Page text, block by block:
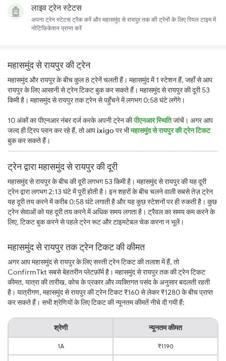
लाइव ट्रेन स्टेटस
अपना ट्रेन स्टेटस ट्रैक करें और महासमुंद से रायपुर तक की ट्रेनों के लिए रियल टाइम में
नोटिफ़िकेशन प्राप्त करें
महासमुंद से रायपुर की ट्रेन
महासमुंद और रायपुर के बीच कुल 8 ट्रेनें चलती हैं। महासमुंद में 1 स्टेशन हैं, जहाँ से आप
रायपुर के लिए आसानी से ट्रेन टिकट बुक कर सकते हैं। महासमुंद से रायपुर की दूरी 53
किमी है। महासमुंद से रायपुर तक ट्रेन से पहुँचने में लगभग 0:58 घंटे लगेंगे।
10 अंकों का पीएनआर नंबर दर्ज करके अपनी ट्रेन कीपीएनआर स्थितिजांचें। अगर आप
जल्द ही ट्रिप प्लान कर रहे हैं, तो आपixigoपर भीमहासमुंद से रायपुर की ट्रेन टिकट
बुक कर सकते हैं।
ट्रेन द्वारा महासमुंद से रायपुर की दूरी
महासमुंद से रायपुर के बीच की दूरी लगभग 53 किमी है। महासमुंद से रायपुर की यह दूरी
ट्रेन द्वारा लगभग 2:13 घंटे में पूरी होती है। इन शहरों के बीच चलने वाली सबसे तेज़ ट्रेन
यह दूरी तय करने में करीब 0:58 घंटे लगाती है और यह कुछ स्टेशनों पर ही रुकती है। कुछ
ट्रेन सेवाओं को यह दूरी तय करने में अधिक समय लगता है। ट्रैवल का समय कम करने के
लिए, टिकट बुक करने से पहले ट्रेन रूट और टाइमटेबल चेक करना न भूलें।
महासमुंद से रायपुर तक ट्रेन टिकट की कीमत
अगर आप महासमुंद से रायपुर के लिए सस्ती ट्रेन टिकट की तलाश में हैं, तो
ConfirmTkt सबसे बेहतरीन प्लेटफ़ॉर्म है। महासमुंद से रायपुर तक की ट्रेन टिकट
कीमत, यात्रा की तारीख, कोच के प्रकार और व्यक्तिगत पसंद के अनुसार बदलती रहती
है। यात्रीगण, महासमुंद से रायपुर की ट्रेन टिकट ₹160 से लेकर ₹1280 के बीच प्राप्त
कर सकते हैं। सभी श्रेणियों के लिए टिकट की न्यूनतम कीमतें नीचे दी गयी हैं:
श्रेणी न्यूनतम कीमत
1A ₹1190